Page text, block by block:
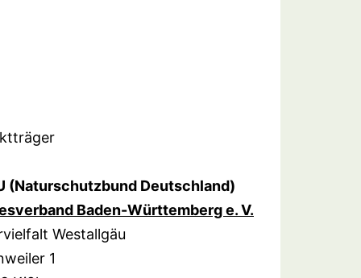
(Naturschutzbund Deutschland)
Baden-Württemberg e. V.
Westallgäu
1